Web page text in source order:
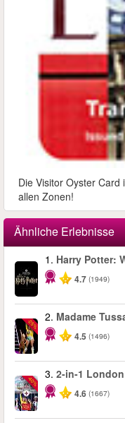
Die Visitor Oyster
allen Zonen!
Ähnliche Erlebnisse
1. Harry Potter:
4.7 (1949)
-25%
2. Madame
4.5 (1496)
-40%
3. 2-in-1
4.6 (1667)